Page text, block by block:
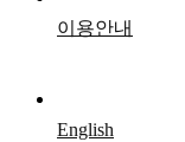
이용안내
English